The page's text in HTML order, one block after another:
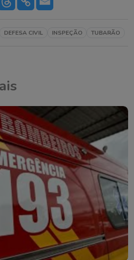
DEFESA CIVIL INSPEÇÃO TUBARÃO